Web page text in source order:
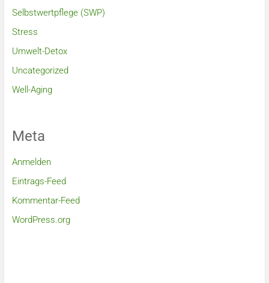
Selbstwertpflege (SWP)
Stress
Umwelt-Detox
Uncategorized
Well-Aging
Meta
Anmelden
Eintrags-Feed
Kommentar-Feed
WordPress.org